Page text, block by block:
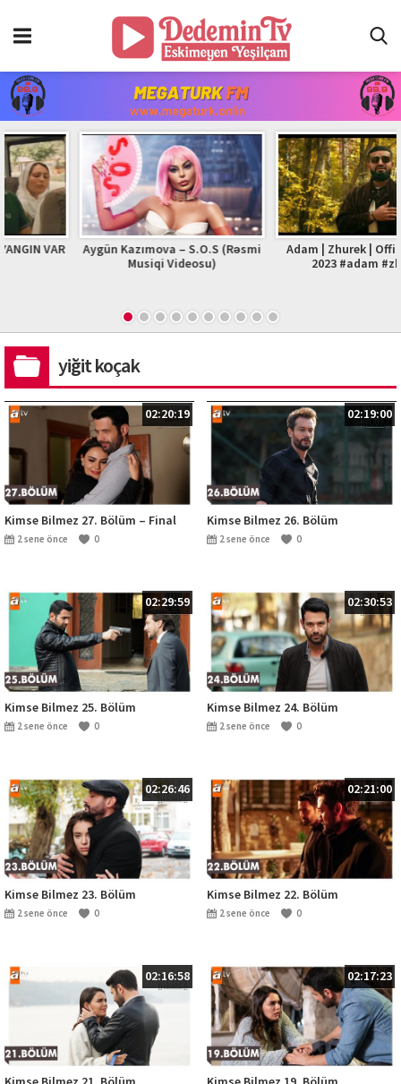
Aygün Kazımova – S.O.S (Rəsmi
Musiqi Videosu)
Adam | Zhurek | Official Video
2023 #adam #zhurek
yiğit koçak
02:20:19
Kimse Bilmez 27. Bölüm – Final
2 sene önce 0
02:19:00
Kimse Bilmez 26. Bölüm
2 sene önce 0
02:29:59
Kimse Bilmez 25. Bölüm
2 sene önce 0
02:30:53
Kimse Bilmez 24. Bölüm
2 sene önce 0
02:26:46
Kimse Bilmez 23. Bölüm
2 sene önce 0
02:21:00
Kimse Bilmez 22. Bölüm
2 sene önce 0
02:16:58 02:17:23